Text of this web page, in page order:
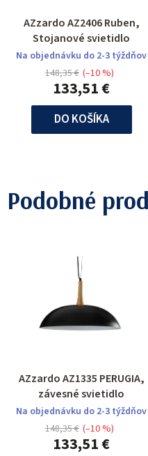
AZzardo AZ2406 Ruben,
Stojanové svietidlo
Na objednávku do 2-3 týždňov
133,51 €
148,35 € (–10 %)
DO KOŠÍKA
Podobné
AZzardo AZ1335 PERUGIA,
závesné svietidlo
Na objednávku do 2-3 týždňov
133,51 €
148,35 € (–10 %)